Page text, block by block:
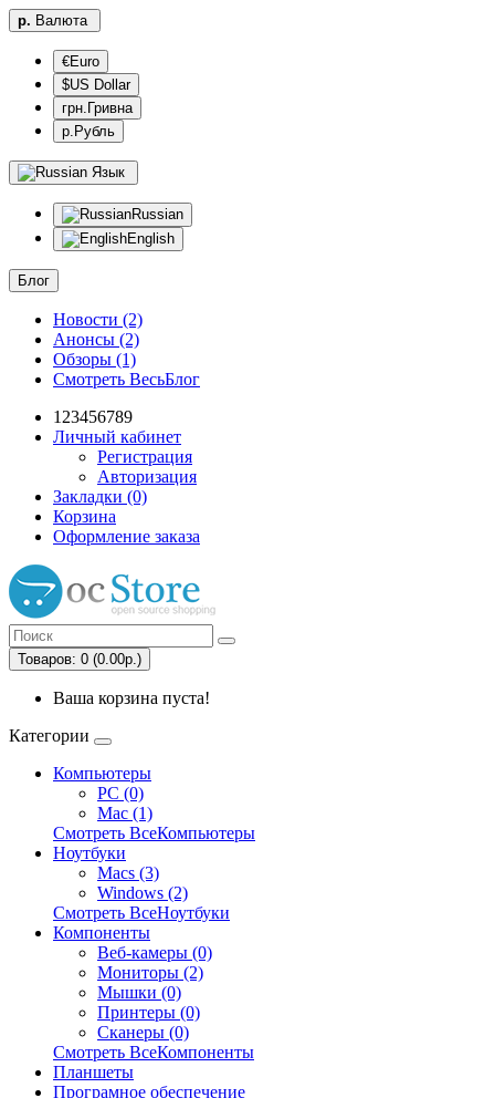
р. Валюта
€Euro
$US Dollar
грн.Гривна
р.Рубль
Язык
Russian
English
Блог
Новости (2)
Анонсы (2)
Обзоры (1)
Смотреть ВесьБлог
123456789
Личный кабинет
Регистрация
Авторизация
Закладки (0)
Корзина
Оформление заказа
Товаров: 0 (0.00р.)
Ваша корзина пуста!
Категории
Компьютеры
PC (0)
Mac (1)
Смотреть ВсеКомпьютеры
Ноутбуки
Macs (3)
Windows (2)
Смотреть ВсеНоутбуки
Компоненты
Веб-камеры (0)
Мониторы (2)
Мышки (0)
Принтеры (0)
Сканеры (0)
Смотреть ВсеКомпоненты
Планшеты
Програмное обеспечение